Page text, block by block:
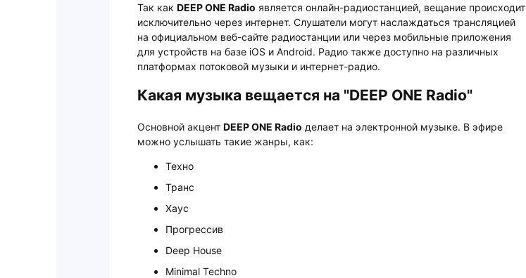
Так как DEEP ONE Radio является онлайн-радиостанцией, вещание происходит
исключительно через интернет. Слушатели могут наслаждаться трансляцией
на официальном веб-сайте радиостанции или через мобильные приложения
для устройств на базе iOS и Android. Радио также доступно на различных
платформах потоковой музыки и интернет-радио.
Какая музыка вещается на "DEEP ONE Radio"
Основной акцент DEEP ONE Radio делает на электронной музыке. В эфире
можно услышать такие жанры, как:
Техно
Транс
Хаус
Прогрессив
Deep House
Minimal Techno